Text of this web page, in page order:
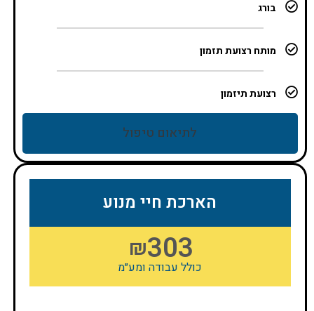
בורג
מותח רצועת תזמון
רצועת תיזמון
לתיאום טיפול
הארכת חיי מנוע
₪303
כולל עבודה ומע״מ